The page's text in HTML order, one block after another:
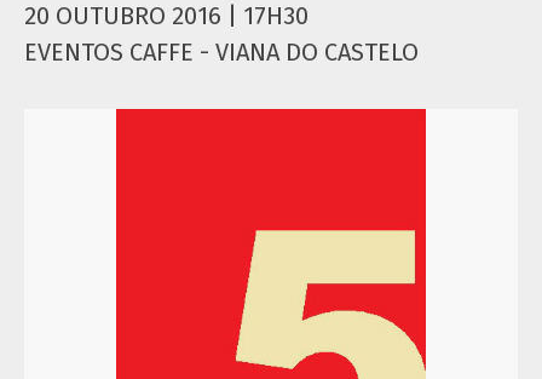
20 OUTUBRO 2016 | 17H30
EVENTOS CAFFE - VIANA DO CASTELO